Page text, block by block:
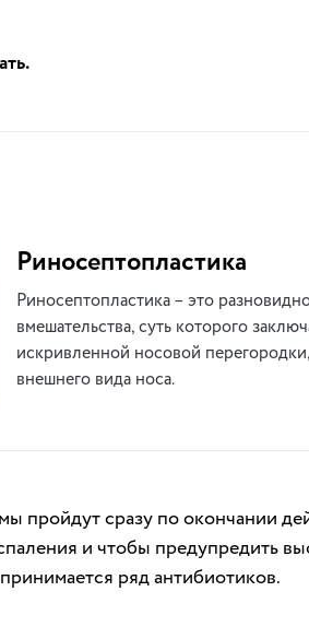
Риносептопластика
Риносептопластика – это
вмешательства, суть которого
искривленной носовой
внешнего вида носа.
пройдут сразу по окончании
и чтобы предупредить
ряд антибиотиков.